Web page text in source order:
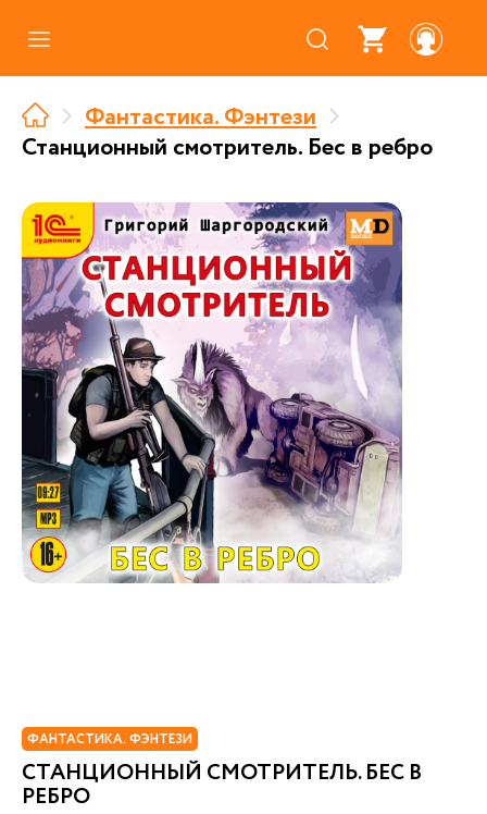
Где купить
О нас
Партнерам
Фантастика. Фэнтези
Станционный смотритель. Бес в ребро
ФАНТАСТИКА. ФЭНТЕЗИ
СТАНЦИОННЫЙ СМОТРИТЕЛЬ. БЕС В
РЕБРО